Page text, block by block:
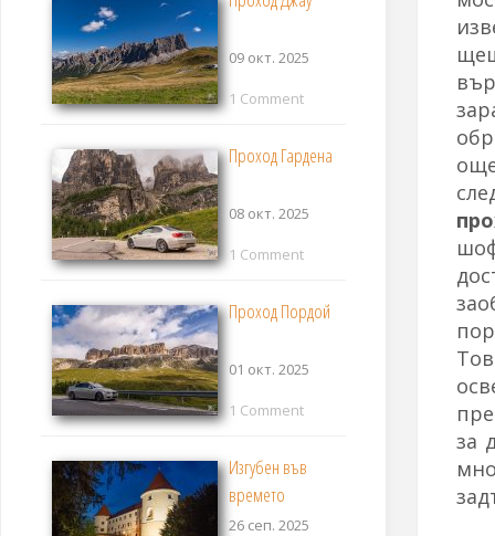
за
09 окт. 2025
1 Comment
Проход Гардена
08 окт. 2025
1 Comment
Проход Пордой
01 окт. 2025
1 Comment
Изгубен във
времето
26 сеп. 2025